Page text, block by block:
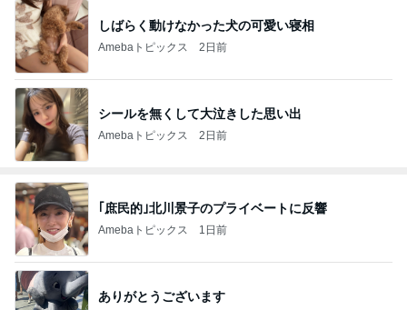
しばらく動けなかった犬の可愛い寝相
Amebaトピックス 2日前
シールを無くして大泣きした思い出
Amebaトピックス 2日前
｢庶民的｣北川景子のプライベートに反響
Amebaトピックス 1日前
ありがとうございます